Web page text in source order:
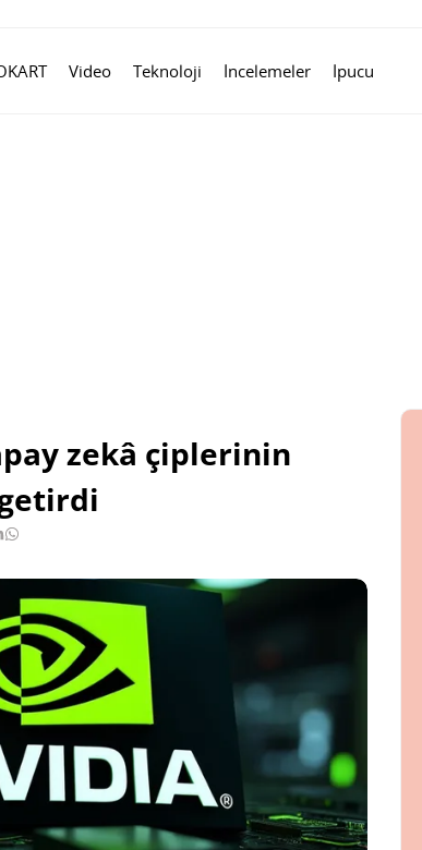
Video Teknoloji İncelemeler İpucu
zekâ çiplerinin